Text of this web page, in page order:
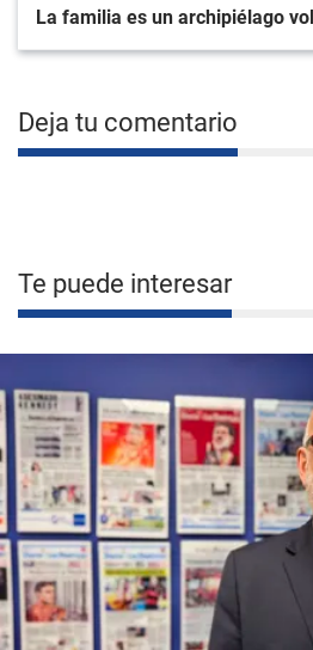
La familia es un archipiélago
Deja tu comentario
Te puede interesar